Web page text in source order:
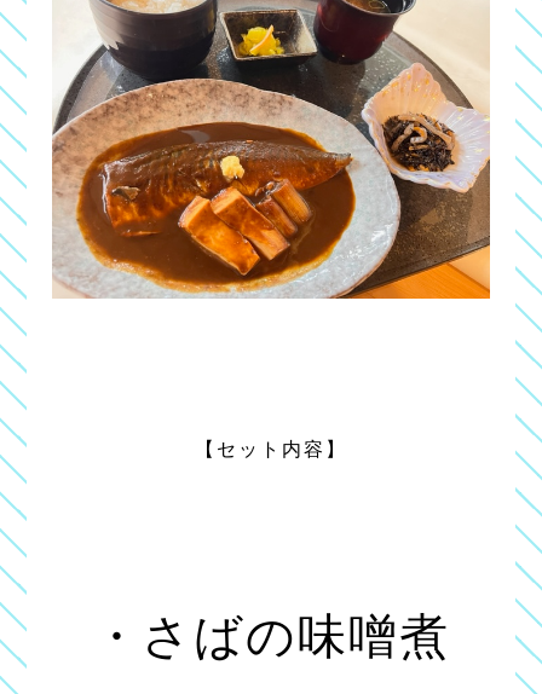
【セット内容】
・さばの味噌煮